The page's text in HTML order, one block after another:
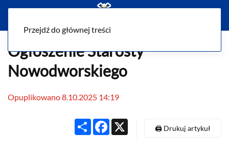
Przejdź do głównej treści
Ogłoszenie Starosty
Nowodworskiego
Opuplikowano 8.10.2025 14:19
Share Facebook
🖨️ Drukuj artykuł